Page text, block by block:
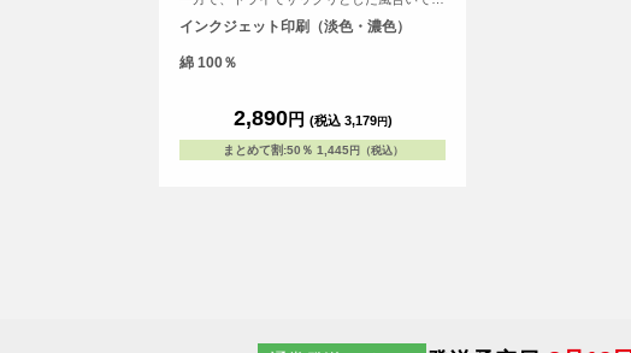
す。 二本針縫製仕様。前後段違い仕様の裾
スリット。
インクジェット印刷（淡色・濃色）
綿 100％
2,890円 (税込 3,179円)
まとめて割:50％ 1,445円（税込）